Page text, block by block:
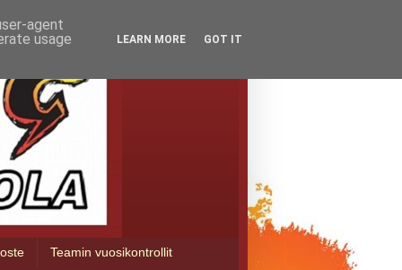
Teamin vuosikontrollit
agent
usage
LEARN MORE GOT IT